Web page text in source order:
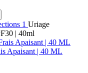
1 Uriage
| 40ml
Apaisant | 40 ML